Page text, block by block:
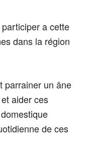
a cette
dans la région
parrainer un âne
aider ces
de ces